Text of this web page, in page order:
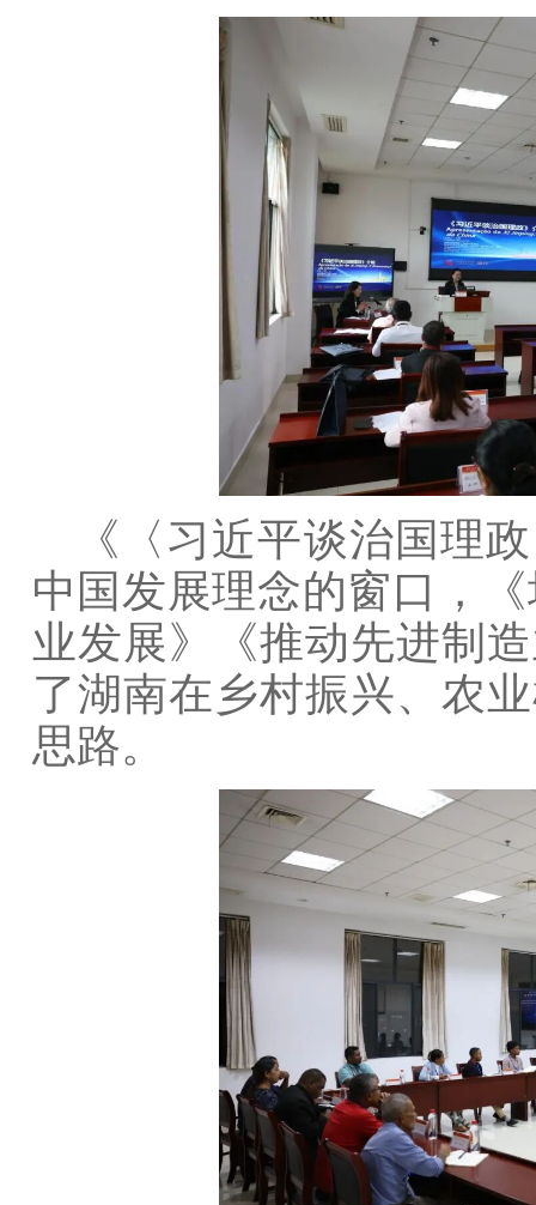
《〈习近平谈治国理
中国发展理念的窗口，
业发展》《推动先进制
了湖南在乡村振兴、农
思路。